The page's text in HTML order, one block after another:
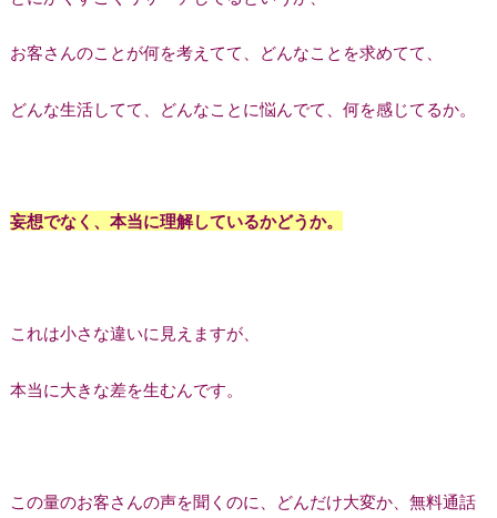
お客さんのことが何を考えてて、どんなことを求めてて、
どんな生活してて、どんなことに悩んでて、何を感じてるか。
妄想でなく、本当に理解しているかどうか。
これは小さな違いに見えますが、
本当に大きな差を生むんです。
この量のお客さんの声を聞くのに、どんだけ大変か、無料通話